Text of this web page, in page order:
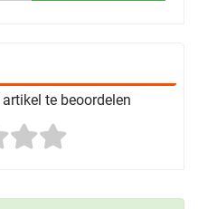
te beoordelen